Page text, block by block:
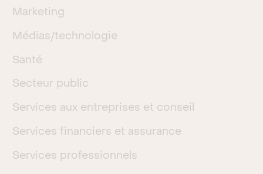
Marketing
Médias/technologie
Santé
Secteur public
Services aux entreprises et conseil
Services financiers et assurance
Services professionnels